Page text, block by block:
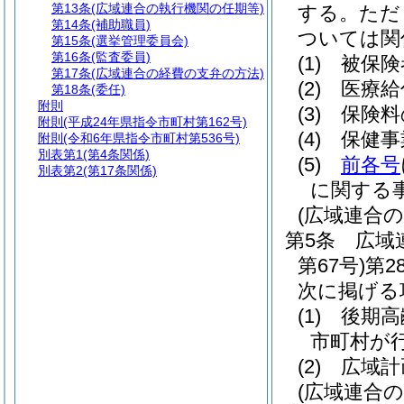
する。 た
ついては
(1)
被保
(2)
医療
(3)
保険
(4)
保健
(5)
前各号
に関する
(広域連合
第5条
広域
第67号)第
次に掲げ
(1)
後期
市町村が
(2)
広域
(広域連合
第13条(広域連合の執行機関の任期等)
第14条(補助職員)
第15条(選挙管理委員会)
第16条(監査委員)
第17条(広域連合の経費の支弁の方法)
第18条(委任)
附則
附則 (平成24年県指令市町村第162号)
附則 (令和6年県指令市町村第536号)
別表第1(第4条関係)
別表第2(第17条関係)